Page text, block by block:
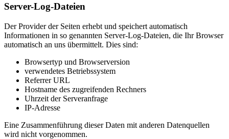
Server-Log-Dateien
Der Provider der Seiten erhebt und speichert automatisch
Informationen in so genannten Server-Log-Dateien, die Ihr Browser
automatisch an uns übermittelt. Dies sind:
Browsertyp und Browserversion
verwendetes Betriebssystem
Referrer URL
Hostname des zugreifenden Rechners
Uhrzeit der Serveranfrage
IP-Adresse
Eine Zusammenführung dieser Daten mit anderen Datenquellen
wird nicht vorgenommen.